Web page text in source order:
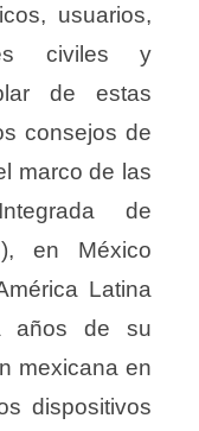
usuarios,
civiles y
de estas
consejos de
marco de las
de
en México
Latina
años de su
mexicana en
dispositivos